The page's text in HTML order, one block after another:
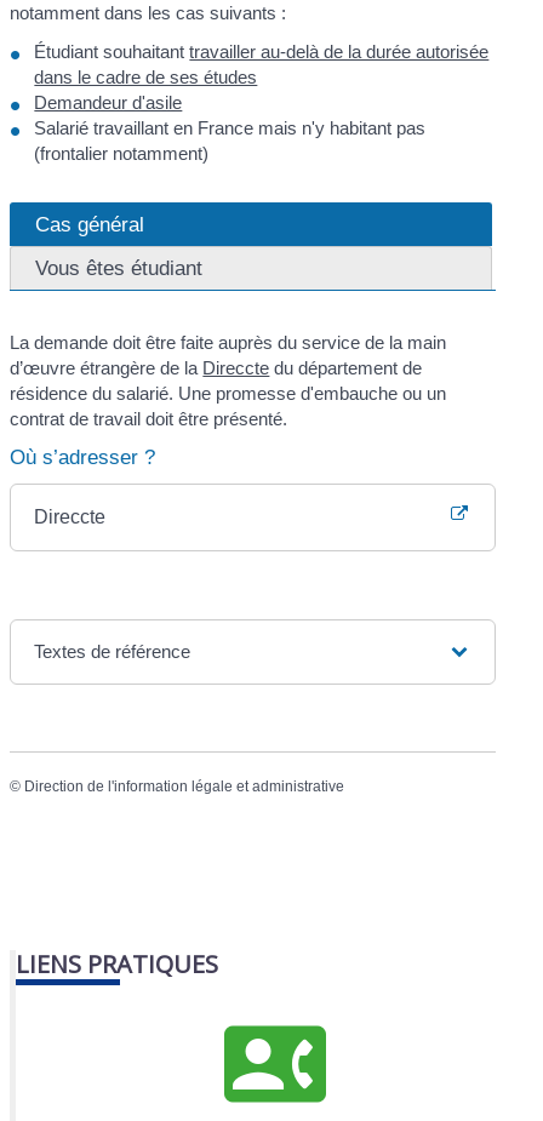
notamment dans les cas suivants :
Étudiant souhaitanttravailler au-delà de la durée autorisée
dans le cadre de ses études
Demandeur d'asile
Salarié travaillant en France mais n'y habitant pas
(frontalier notamment)
Cas général
Vous êtes étudiant
La demande doit être faite auprès du service de la main
d’œuvre étrangère de la Direccte du département de
résidence du salarié. Une promesse d'embauche ou un
contrat de travail doit être présenté.
Où s’adresser ?
Direccte
Textes de référence
© Direction de l'information légale et administrative
LIENS PRATIQUES